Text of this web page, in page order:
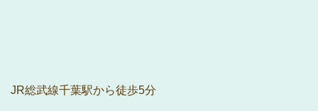
JR総武線千葉駅から徒歩5分